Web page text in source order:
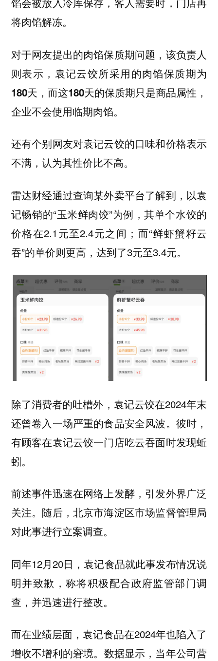
将肉馅解冻。
对于网友提出的肉馅保质期问题，该负责人
则表示，袁记云饺所采用的肉馅保质期为
180天，而这180天的保质期只是商品属性，
企业不会使用临期肉馅。
还有个别网友对袁记云饺的口味和价格表示
不满，认为其性价比不高。
雷达财经通过查询某外卖平台了解到，以袁
记畅销的“玉米鲜肉饺”为例，其单个水饺的
价格在2.1元至2.4元之间；而“鲜虾蟹籽云
吞”的单价则更高，达到了3元至3.4元。
除了消费者的吐槽外，袁记云饺在2024年末
还曾卷入一场严重的食品安全风波。彼时，
有顾客在袁记云饺一门店吃云吞面时发现蚯
蚓。
前述事件迅速在网络上发酵，引发外界广泛
关注。随后，北京市海淀区市场监督管理局
对此事进行立案调查。
同年12月20日，袁记食品就此事发布情况说
明并致歉，称将积极配合政府监管部门调
查，并迅速进行整改。
而在业绩层面，袁记食品在2024年也陷入了
增收不增利的窘境。 数据显示，当年公司营